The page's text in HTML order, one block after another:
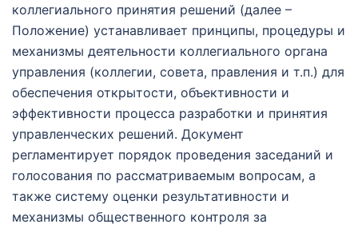
коллегиального принятия решений (далее –
Положение) устанавливает принципы, процедуры и
механизмы деятельности коллегиального органа
управления (коллегии, совета, правления и т.п.) для
обеспечения открытости, объективности и
эффективности процесса разработки и принятия
управленческих решений. Документ
регламентирует порядок проведения заседаний и
голосования по рассматриваемым вопросам, а
также систему оценки результативности и
механизмы общественного контроля за